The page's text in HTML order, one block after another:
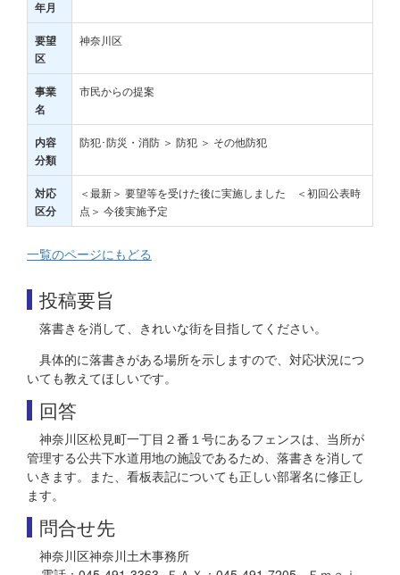
年月
要望
区
神奈川区
事業
名
市民からの提案
内容
分類
防犯･防災・消防 ＞ 防犯 ＞ その他防犯
対応
区分
＜最新＞ 要望等を受けた後に実施しました ＜初回公表時
点＞ 今後実施予定
一覧のページにもどる
投稿要旨
落書きを消して、きれいな街を目指してください。
具体的に落書きがある場所を示しますので、対応状況につ
いても教えてほしいです。
回答
神奈川区松見町一丁目２番１号にあるフェンスは、当所が
管理する公共下水道用地の施設であるため、落書きを消して
いきます。また、看板表記についても正しい部署名に修正し
ます。
問合せ先
神奈川区神奈川土木事務所